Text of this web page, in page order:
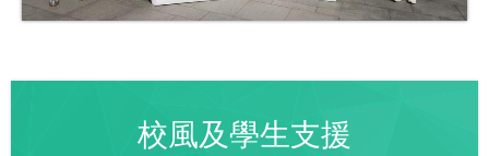
校風及學生支援